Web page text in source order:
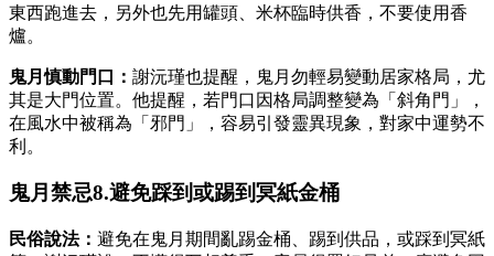
東西跑進去，另外也先用罐頭、米杯臨時供香，不要使用香
爐。
鬼月慎動門口： 謝沅瑾也提醒，鬼月勿輕易變動居家格局，尤
其是大門位置。他提醒，若門口因格局調整變為「斜角門」，
在風水中被稱為「邪門」，容易引發靈異現象，對家中運勢不
利。
鬼月禁忌8.避免踩到或踢到冥紙金桶
民俗說法： 避免在鬼月期間亂踢金桶、踢到供品，或踩到冥紙